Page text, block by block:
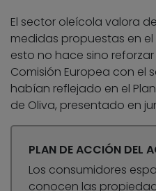
El sector oleícola valora
medidas propuestas en
esto no hace sino
Comisión Europea con el
habían reflejado en el
de Oliva, presentado en
PLAN DE ACCIÓN DEL
Los consumidores
conocen las